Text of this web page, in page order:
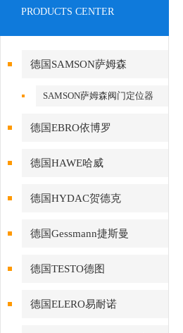
PRODUCTS CENTER
德国SAMSON萨姆森
SAMSON萨姆森阀门定位器
德国EBRO依博罗
德国HAWE哈威
德国HYDAC贺德克
德国Gessmann捷斯曼
德国TESTO德图
德国ELERO易耐诺